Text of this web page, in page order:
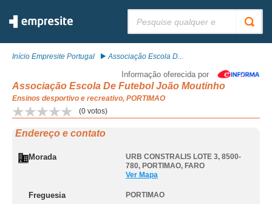
Início Empresite Portugal Associação Escola D...
Informação oferecida por
Associação Escola De Futebol João Moutinho
Ensinos desportivo e recreativo, PORTIMAO
(0 votos)
Endereço e contato
Morada
URB CONSTRALIS LOTE 3, 8500-
780, PORTIMAO, FARO
Ver Mapa
Freguesia PORTIMAO